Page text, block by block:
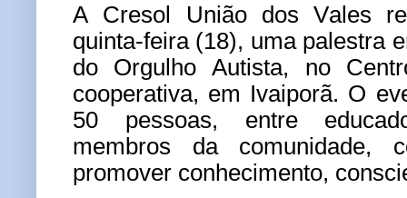
A Cresol União dos Vales
quinta-feira (18), uma palestra
do Orgulho Autista, no
cooperativa, em Ivaiporã. O
50 pessoas, entre
membros da comunidade,
promover conhecimento,